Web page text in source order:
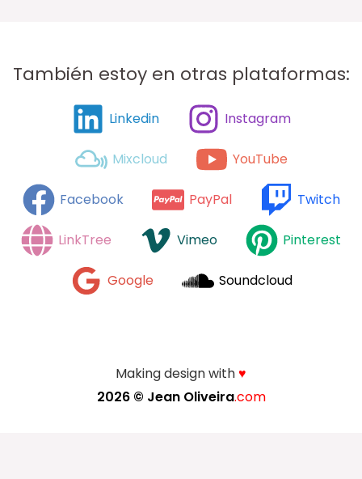
También estoy en otras plataformas:
Linkedin Instagram
Mixcloud YouTube
Facebook PayPal Twitch
LinkTree Vimeo Pinterest
Google Soundcloud
Making design with♥
2026 © Jean Oliveira.com